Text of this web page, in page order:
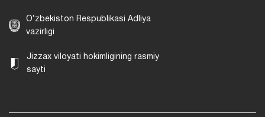
O‘zbekiston Respublikasi Adliya
vazirligi
Jizzax viloyati hokimligining rasmiy
sayti